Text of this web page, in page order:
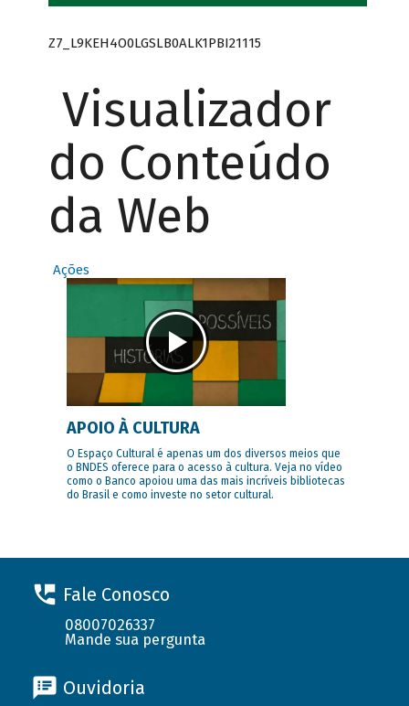
Z7_L9KEH4O0LGSLB0ALK1PBI21115
Visualizador
do Conteúdo
da Web
Ações
APOIO À CULTURA
O Espaço Cultural é apenas um dos diversos meios que
o BNDES oferece para o acesso à cultura. Veja no vídeo
como o Banco apoiou uma das mais incríveis bibliotecas
do Brasil e como investe no setor cultural.
Fale Conosco
08007026337
Mande sua pergunta
Ouvidoria